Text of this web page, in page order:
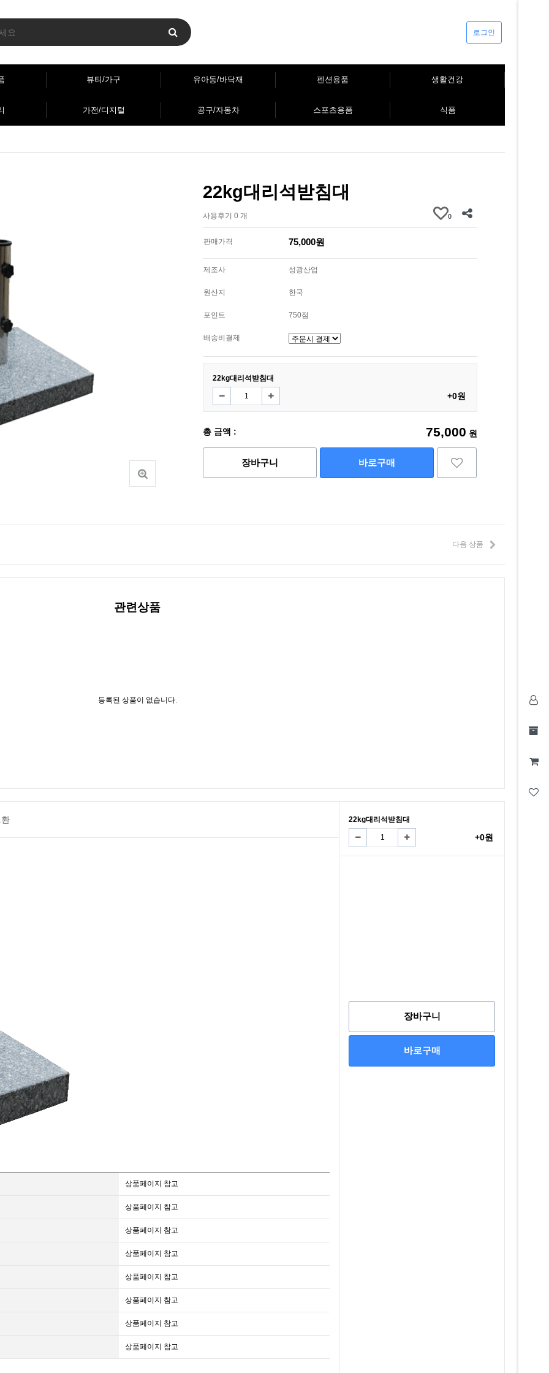
로그인
뷰티/가구 유아동/바닥재 펜션용품 생활건강
가전/디지털 공구/자동차 스포츠용품 식품
22kg대리석받침대
사용후기 0 개 0
판매가격 75,000원
제조사 성광산업
원산지 한국
포인트 750점
배송비결제
22kg대리석받침대
+0원
총 금액 : 75,000 원
장바구니 바로구매
다음 상품
관련상품
등록된 상품이 없습니다.
상품페이지 참고
상품페이지 참고
상품페이지 참고
상품페이지 참고
상품페이지 참고
상품페이지 참고
상품페이지 참고
상품페이지 참고
22kg대리석받침대
+0원
장바구니
바로구매